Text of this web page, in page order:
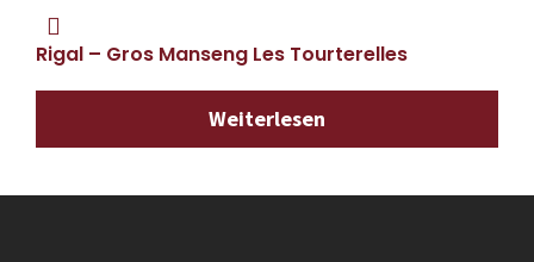
Rigal – Gros Manseng Les Tourterelles
Weiterlesen